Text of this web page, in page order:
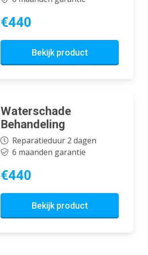
€440
Bekijk product
Waterschade
Behandeling
Reparatieduur 2 dagen
6 maanden garantie
€440
Bekijk product